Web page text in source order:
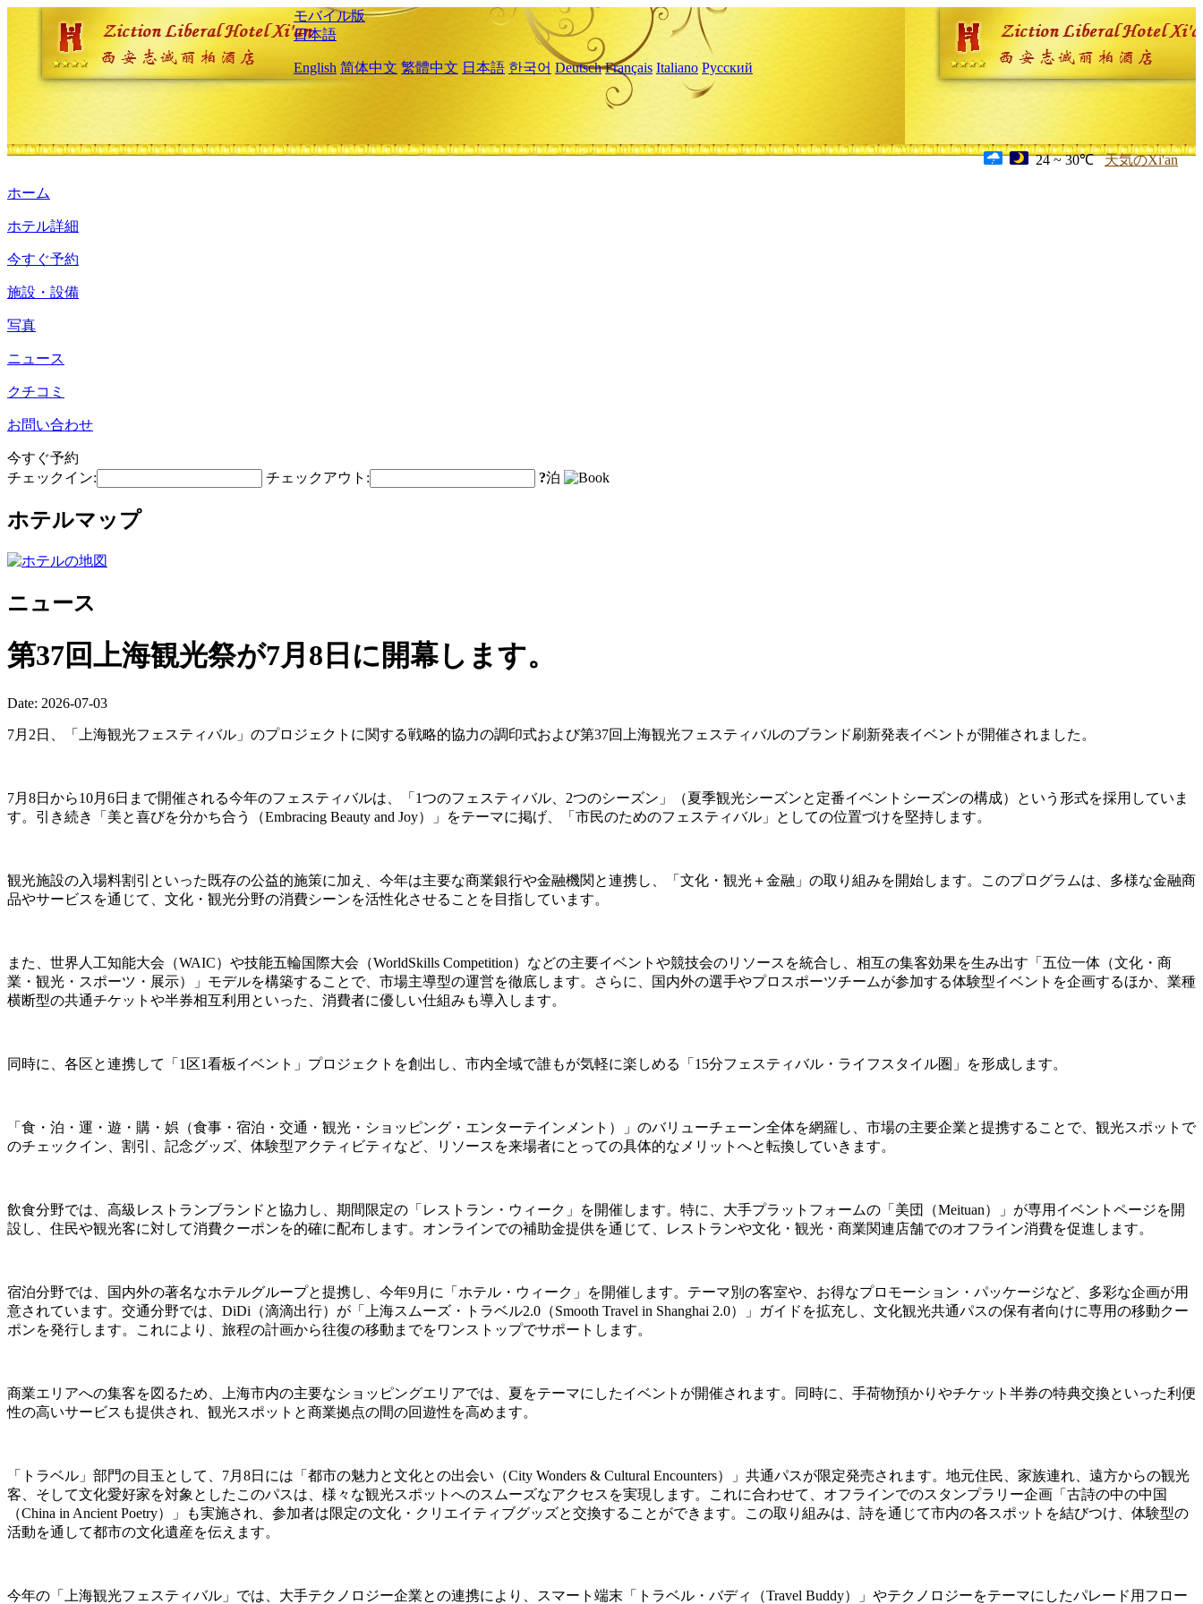
モバイル版
日本語
English 简体中文 繁體中文 日本語 한국어 Deutsch Français Italiano Русский
24 ~ 30℃ 天気のXi'an
ホーム
ホテル詳細
今すぐ予約
施設・設備
写真
ニュース
クチコミ
お問い合わせ
今すぐ予約
チェックイン:
チェックアウト: ?泊
ホテルマップ
ニュース
第37回上海観光祭が7月8日に開幕します。
Date: 2026-07-03
7月2日、「上海観光フェスティバル」のプロジェクトに関する戦略的協力の調印式および第37回上海観光フェスティバルのブランド刷新発表イベントが開催されました。
7月8日から10月6日まで開催される今年のフェスティバルは、「1つのフェスティバル、2つのシーズン」（夏季観光シーズンと定番イベントシーズンの構成）という形式を採用していま
す。引き続き「美と喜びを分かち合う（Embracing Beauty and Joy）」をテーマに掲げ、「市民のためのフェスティバル」としての位置づけを堅持します。
観光施設の入場料割引といった既存の公益的施策に加え、今年は主要な商業銀行や金融機関と連携し、「文化・観光＋金融」の取り組みを開始します。このプログラムは、多様な金融商
品やサービスを通じて、文化・観光分野の消費シーンを活性化させることを目指しています。
また、世界人工知能大会（WAIC）や技能五輪国際大会（WorldSkills Competition）などの主要イベントや競技会のリソースを統合し、相互の集客効果を生み出す「五位一体（文化・商
業・観光・スポーツ・展示）」モデルを構築することで、市場主導型の運営を徹底します。さらに、国内外の選手やプロスポーツチームが参加する体験型イベントを企画するほか、業種
横断型の共通チケットや半券相互利用といった、消費者に優しい仕組みも導入します。
同時に、各区と連携して「1区1看板イベント」プロジェクトを創出し、市内全域で誰もが気軽に楽しめる「15分フェスティバル・ライフスタイル圏」を形成します。
「食・泊・運・遊・購・娯（食事・宿泊・交通・観光・ショッピング・エンターテインメント）」のバリューチェーン全体を網羅し、市場の主要企業と提携することで、観光スポットで
のチェックイン、割引、記念グッズ、体験型アクティビティなど、リソースを来場者にとっての具体的なメリットへと転換していきます。
飲食分野では、高級レストランブランドと協力し、期間限定の「レストラン・ウィーク」を開催します。特に、大手プラットフォームの「美団（Meituan）」が専用イベントページを開
設し、住民や観光客に対して消費クーポンを的確に配布します。オンラインでの補助金提供を通じて、レストランや文化・観光・商業関連店舗でのオフライン消費を促進します。
宿泊分野では、国内外の著名なホテルグループと提携し、今年9月に「ホテル・ウィーク」を開催します。テーマ別の客室や、お得なプロモーション・パッケージなど、多彩な企画が用
意されています。交通分野では、DiDi（滴滴出行）が「上海スムーズ・トラベル2.0（Smooth Travel in Shanghai 2.0）」ガイドを拡充し、文化観光共通パスの保有者向けに専用の移動クー
ポンを発行します。これにより、旅程の計画から往復の移動までをワンストップでサポートします。
商業エリアへの集客を図るため、上海市内の主要なショッピングエリアでは、夏をテーマにしたイベントが開催されます。同時に、手荷物預かりやチケット半券の特典交換といった利便
性の高いサービスも提供され、観光スポットと商業拠点の間の回遊性を高めます。
「トラベル」部門の目玉として、7月8日には「都市の魅力と文化との出会い（City Wonders & Cultural Encounters）」共通パスが限定発売されます。地元住民、家族連れ、遠方からの観光
客、そして文化愛好家を対象としたこのパスは、様々な観光スポットへのスムーズなアクセスを実現します。これに合わせて、オフラインでのスタンプラリー企画「古詩の中の中国
（China in Ancient Poetry）」も実施され、参加者は限定の文化・クリエイティブグッズと交換することができます。この取り組みは、詩を通じて市内の各スポットを結びつけ、体験型の
活動を通して都市の文化遺産を伝えます。
今年の「上海観光フェスティバル」では、大手テクノロジー企業との連携により、スマート端末「トラベル・バディ（Travel Buddy）」やテクノロジーをテーマにしたパレード用フロー